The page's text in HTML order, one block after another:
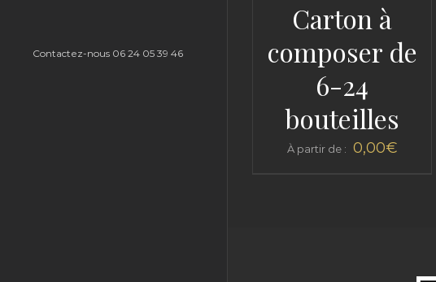
Contactez-nous 06 24 05 39 46
Carton à
composer de
6-24
bouteilles
À partir de : 0,00€